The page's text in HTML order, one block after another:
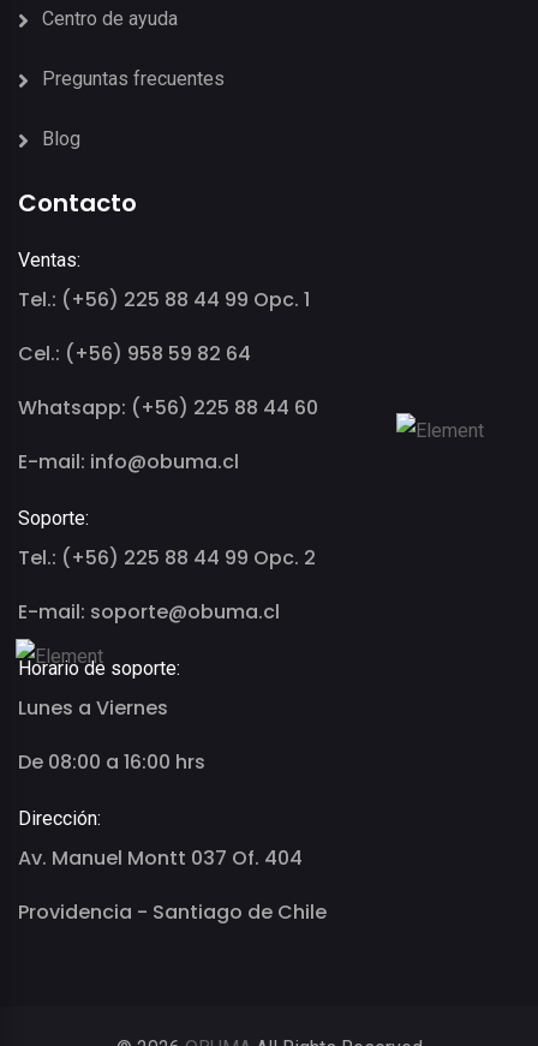
Centro de ayuda
Preguntas frecuentes
Blog
Contacto
Ventas:
Tel.: (+56) 225 88 44 99 Opc. 1
Cel.: (+56) 958 59 82 64
Whatsapp: (+56) 225 88 44 60
E-mail: info@obuma.cl
Soporte:
Tel.: (+56) 225 88 44 99 Opc. 2
E-mail: soporte@obuma.cl
Horario de soporte:
Lunes a Viernes
De 08:00 a 16:00 hrs
Dirección:
Av. Manuel Montt 037 Of. 404
Providencia - Santiago de Chile